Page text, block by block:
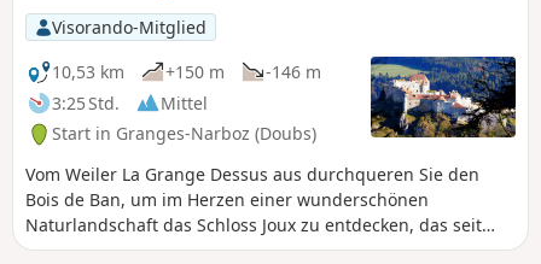
Großteil dieser Denkmäler sowie mehrere Parks zu
besichtigen. Von der Église Saint-Bénigne bis zum Parc des
Ouillons offenbart Pontarlier Ihnen so zahlreiche Facetten.
Die Strecke weist keine Schwierigkeiten auf. Sie ist jedoch
als „mittel“ eingestuft, da die Route mehr als 10 Kilometer
lang ist und für die Kleinsten möglicherweise nicht
geeignet ist.
Visorando-Mitglied
10,53 km
+150 m
-146 m
3:25 Std.
Mittel
Start in Granges-Narboz (Doubs)
Vom Weiler La Grange Dessus aus durchqueren Sie den
Bois de Ban, um im Herzen einer wunderschönen
Naturlandschaft das Schloss Joux zu entdecken, das seit
dem Jahr 1000 über seiner Schlucht thront. Unterwegs